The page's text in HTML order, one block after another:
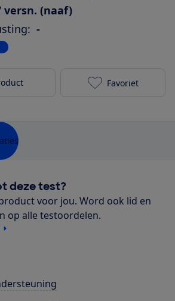
versn. (naaf)
-
Stella Forte
Favoriet
deze test?
voor jou. Word ook lid en
op alle testoordelen.